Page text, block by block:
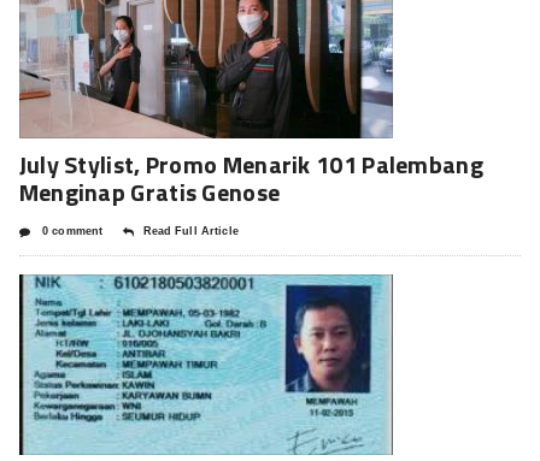
July Stylist, Promo Menarik 101 Palembang
Menginap Gratis Genose
0 comment Read Full Article